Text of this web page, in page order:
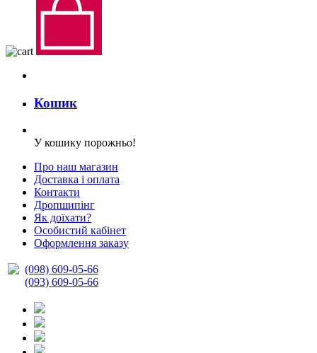
Кошик
У кошику порожньо!
Про наш магазин
Доставка і оплата
Контакти
Дропшипінг
Як доїхати?
Особистий кабінет
Оформлення заказу
(098) 609-05-66
(093) 609-05-66